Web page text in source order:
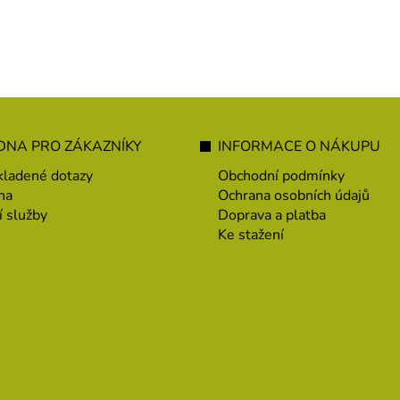
PRO ZÁKAZNÍKY
dotazy
služby
INFORMACE O NÁKUPU
Obchodní podmínky
Ochrana osobních údajů
Doprava a platba
Ke stažení